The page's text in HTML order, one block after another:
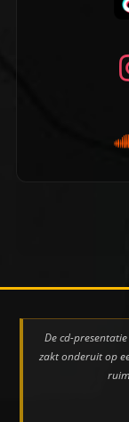
De cd-
zakt onderuit op